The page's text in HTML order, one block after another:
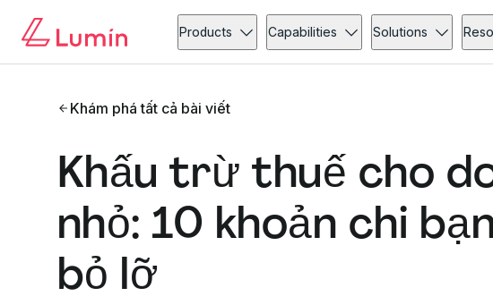
Products Capabilities Solutions
Khám phá tất cả bài viết
Khấu trừ thuế cho
nhỏ: 10 khoản chi
bỏ lỡ